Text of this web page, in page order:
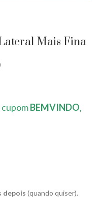
Mais Fina
cupomBEMVINDO,
depois (quando quiser).